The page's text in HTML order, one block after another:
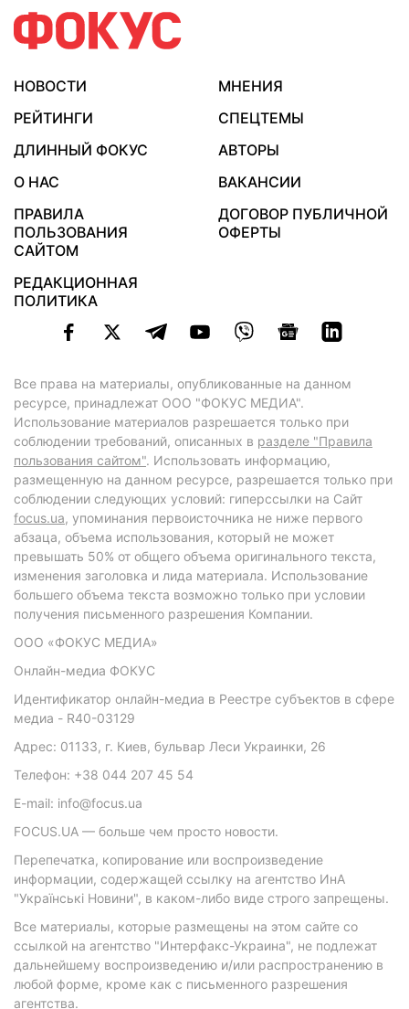
НОВОСТИ
МНЕНИЯ
РЕЙТИНГИ
СПЕЦТЕМЫ
ДЛИННЫЙ ФОКУС
АВТОРЫ
О НАС
ВАКАНСИИ
ПРАВИЛА
ПОЛЬЗОВАНИЯ
САЙТОМ
ДОГОВОР ПУБЛИЧНОЙ
ОФЕРТЫ
РЕДАКЦИОННАЯ
ПОЛИТИКА
Все права на материалы, опубликованные на данном
ресурсе, принадлежат ООО "ФОКУС МЕДИА".
Использование материалов разрешается только при
соблюдении требований, описанных в разделе "Правила
пользования сайтом". Использовать информацию,
размещенную на данном ресурсе, разрешается только при
соблюдении следующих условий: гиперссылки на Сайт
focus.ua, упоминания первоисточника не ниже первого
абзаца, объема использования, который не может
превышать 50% от общего объема оригинального текста,
изменения заголовка и лида материала. Использование
большего объема текста возможно только при условии
получения письменного разрешения Компании.
ООО «ФОКУС МЕДИА»
Онлайн-медиа ФОКУС
Идентификатор онлайн-медиа в Реестре субъектов в сфере
медиа - R40-03129
Адрес: 01133, г. Киев, бульвар Леси Украинки, 26
Телефон: +38 044 207 45 54
E-mail: info@focus.ua
FOCUS.UA — больше чем просто новости.
Перепечатка, копирование или воспроизведение
информации, содержащей ссылку на агентство ИнА
"Українські Новини", в каком-либо виде строго запрещены.
Все материалы, которые размещены на этом сайте со
ссылкой на агентство "Интерфакс-Украина", не подлежат
дальнейшему воспроизведению и/или распространению в
любой форме, кроме как с письменного разрешения
агентства.